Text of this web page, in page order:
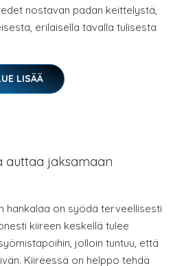
nostavan padan keittelystä,
erilaisella tavalla tulisesta
LISÄÄ
auttaa jaksamaan
hankalaa on syödä terveellisesti
kiireen keskellä tulee
jolloin tuntuu, että
Kiireessä on helppo tehdä